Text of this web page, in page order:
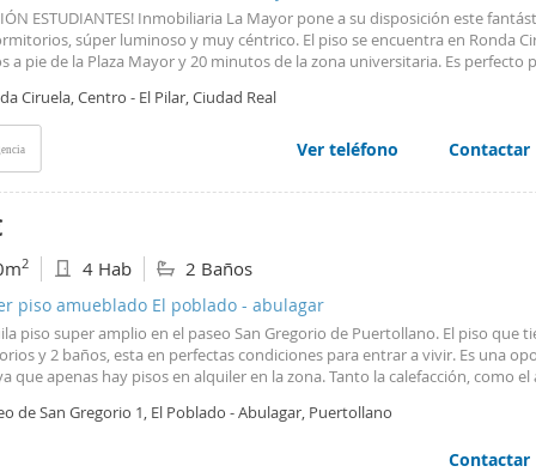
con todos los servicios necesarios a su alcance. Imprescindible,
ESTUDIANTES! Inmobiliaria La Mayor pone a su disposición este
súper luminoso y muy céntrico. El piso se encuentra en Ronda
a pie de la Plaza Mayor y 20 minutos de la zona universitaria. Es perfecto
a mitad de camino entre el Hospital General y la facultad. Lo más
* Calefacción * Agua No incluye: *Electricidad *Wifi ¿Te interesa? No dudes
una cita con nuestra inmobiliaria.
Ciruela, Centro - El Pilar, Ciudad Real
Ver teléfono Contactar
2 4 Hab 2 Baños
piso amueblado El poblado - abulagar
piso super amplio en el paseo San Gregorio de Puertollano. El piso que
y 2 baños, esta en perfectas condiciones para entrar a vivir. Es una
que apenas hay pisos en alquiler en la zona. Tanto la calefacción, como el
de San Gregorio 1, El Poblado - Abulagar, Puertollano
Contactar